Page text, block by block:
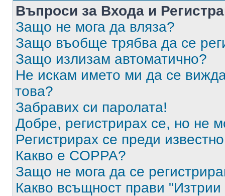
Въпроси за Входа и
Защо не мога да вляза?
Защо въобще трябва да се
Защо излизам автоматично?
Не искам името ми да се
това?
Забравих си паролата!
Добре, регистрирах се, но не
Регистрирах се преди
Какво е COPPA?
Защо не мога да се
Какво всъщност прави "Изтрии